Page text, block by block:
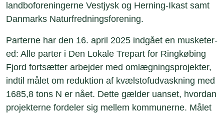
landboforeningerne Vestjysk og Herning-Ikast samt
Danmarks Naturfredningsforening.
Parterne har den 16. april 2025 indgået en musketer-
ed: Alle parter i Den Lokale Trepart for Ringkøbing
Fjord fortsætter arbejder med omlægningsprojekter,
indtil målet om reduktion af kvælstofudvaskning med
1685,8 tons N er nået. Dette gælder uanset, hvordan
projekterne fordeler sig mellem kommunerne. Målet